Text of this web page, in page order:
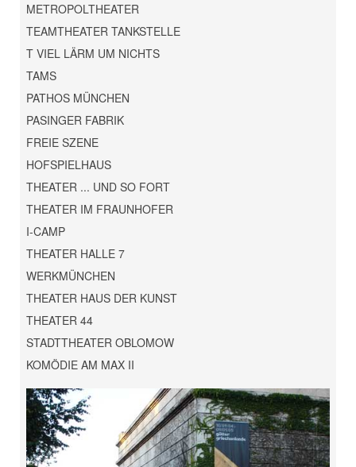
METROPOLTHEATER
TEAMTHEATER TANKSTELLE
T VIEL LÄRM UM NICHTS
TAMS
PATHOS MÜNCHEN
PASINGER FABRIK
FREIE SZENE
HOFSPIELHAUS
THEATER ... UND SO FORT
THEATER IM FRAUNHOFER
I-CAMP
THEATER HALLE 7
WERKMÜNCHEN
THEATER HAUS DER KUNST
THEATER 44
STADTTHEATER OBLOMOW
KOMÖDIE AM MAX II